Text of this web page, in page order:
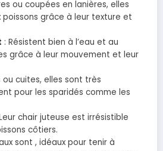
ou coupées en lanières, elles
grâce à leur texture et
: Résistent bien à l’eau et au
grâce à leur mouvement et leur
ou cuites, elles sont très
pour les sparidés comme les
chair juteuse est irrésistible
côtiers.
sont , idéaux pour tenir à